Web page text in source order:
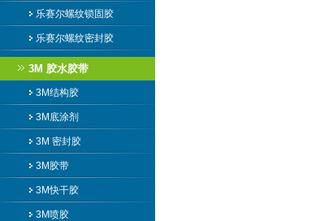
乐赛尔螺纹锁固胶
乐赛尔螺纹密封胶
3M 胶水胶带
3M结构胶
3M底涂剂
3M 密封胶
3M胶带
3M快干胶
3M喷胶